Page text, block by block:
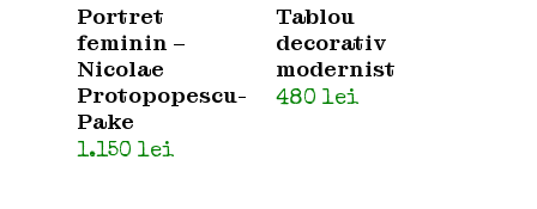
Portret
feminin –
Nicolae
Protopopescu-
Pake
1.150 lei
Tablou
decorativ
modernist
480lei